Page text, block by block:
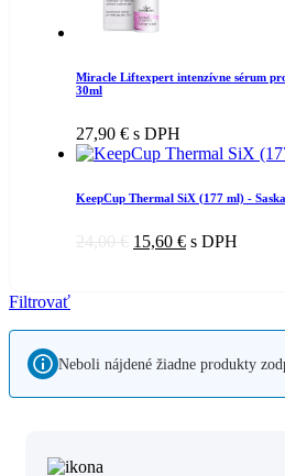
Miracle Liftexpert intenzívne sérum
30ml
27,90 € s DPH
KeepCup Thermal SiX (177 ml) -
15,60 € s DPH
Filtrovať
Neboli nájdené žiadne produkty